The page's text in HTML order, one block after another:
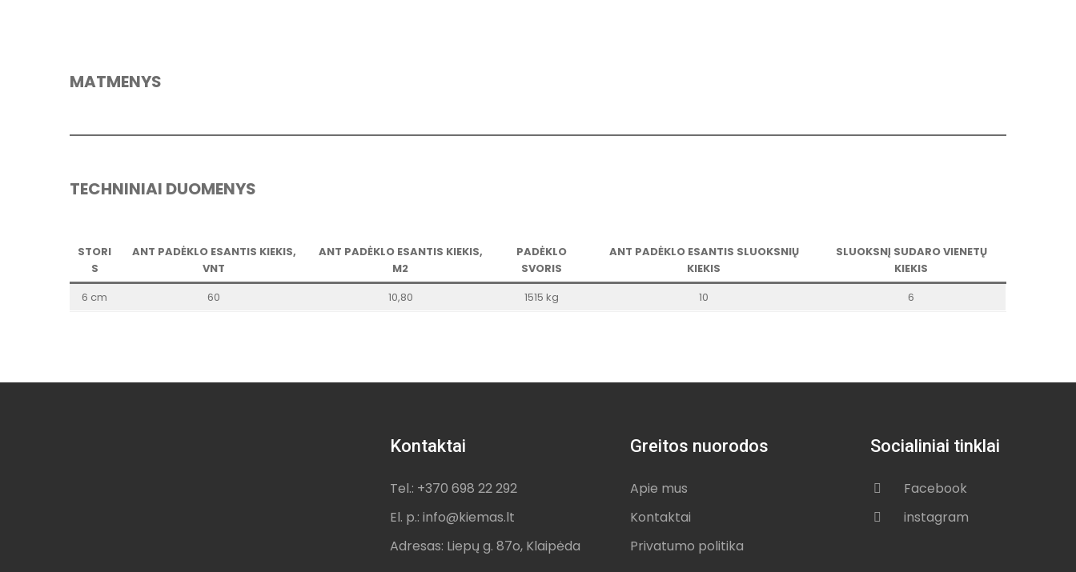
MATMENYS
TECHNINIAI DUOMENYS
STORI
S
ANT PADĖKLO ESANTIS KIEKIS,
VNT
ANT PADĖKLO ESANTIS KIEKIS,
M2
PADĖKLO
SVORIS
ANT PADĖKLO ESANTIS SLUOKSNIŲ
KIEKIS
SLUOKSNĮ SUDARO VIENETŲ
KIEKIS
6 cm
60 10,80 1515 kg 10 6
Kontaktai
Tel.: +370 698 22 292
El. p.: info@kiemas.lt
Adresas: Liepų g. 87o, Klaipėda
Greitos nuorodos
Apie mus
Kontaktai
Privatumo politika
Socialiniai tinklai
Facebook
instagram